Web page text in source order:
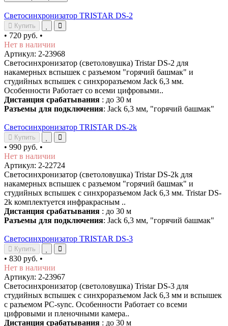
Светосинхронизатор TRISTAR DS-2
Купить
• 720 руб. •
Нет в наличии
Артикул: 2-23968
Светосинхронизатор (светоловушка) Tristar DS-2 для
накамерных вспышек с разъемом "горячий башмак" и
студийных вспышек с синхроразъемом Jack 6,3 мм.
Особенности Работает со всеми цифровыми..
Дистанция срабатывания : до 30 м
Разъемы для подключения: Jack 6,3 мм, "горячий башмак"
Светосинхронизатор TRISTAR DS-2k
Купить
• 990 руб. •
Нет в наличии
Артикул: 2-22724
Светосинхронизатор (светоловушка) Tristar DS-2k для
накамерных вспышек с разъемом "горячий башмак" и
студийных вспышек с синхроразъемом Jack 6,3 мм. Tristar DS-
2k комплектуется инфракрасным ..
Дистанция срабатывания : до 30 м
Разъемы для подключения: Jack 6,3 мм, "горячий башмак"
Светосинхронизатор TRISTAR DS-3
Купить
• 830 руб. •
Нет в наличии
Артикул: 2-23967
Светосинхронизатор (светоловушка) Tristar DS-3 для
студийных вспышек с синхроразъемом Jack 6,3 мм и вспышек
с разъемом PC-sync. Особенности Работает со всеми
цифровыми и пленочными камера..
Дистанция срабатывания : до 30 м